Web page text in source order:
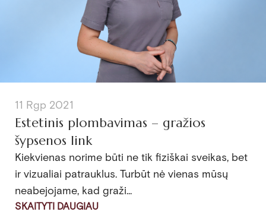
11 Rgp 2021
Estetinis plombavimas – gražios
šypsenos link
Kiekvienas norime būti ne tik fiziškai sveikas, bet
ir vizualiai patrauklus. Turbūt nė vienas mūsų
neabejojame, kad graži...
SKAITYTI DAUGIAU